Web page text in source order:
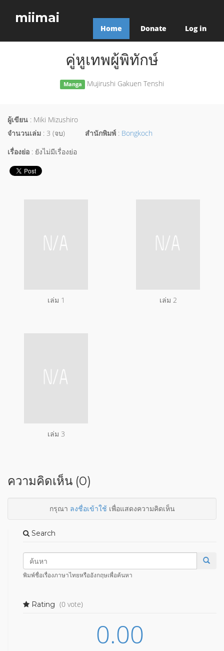
miimai
Home Donate Log in
คู่หูเทพผู้พิทักษ์
Manga Mujirushi Gakuen Tenshi
ผู้เขียน : Miki Mizushiro
จำนวนเล่ม : 3 (จบ) สำนักพิมพ์ : Bongkoch
เรื่องย่อ : ยังไม่มีเรื่องย่อ
เล่ม 1 เล่ม 2
เล่ม 3
ความคิดเห็น (0)
กรุณา ลงชื่อเข้าใช้เพื่อแสดงความคิดเห็น
Search
พิมพ์ชื่อเรื่องภาษาไทยหรืออังกฤษเพื่อค้นหา
Rating (0 vote)
0.00